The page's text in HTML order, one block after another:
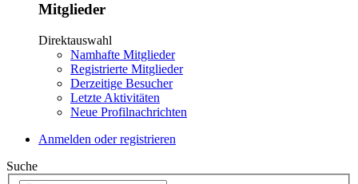
Mitglieder
Direktauswahl
Namhafte Mitglieder
Registrierte Mitglieder
Derzeitige Besucher
Letzte Aktivitäten
Neue Profilnachrichten
Anmelden oder registrieren
Suche